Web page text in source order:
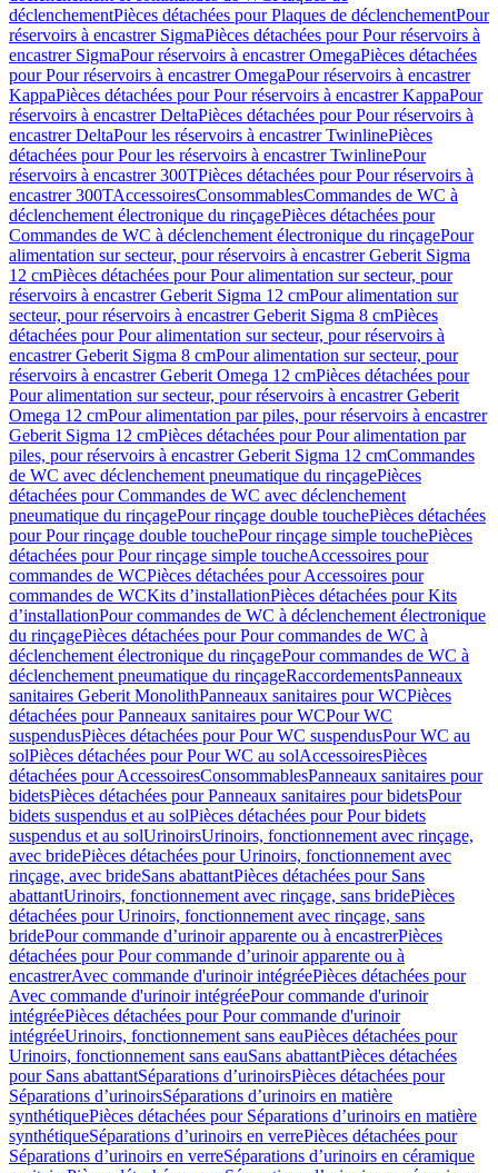
déclenchementPièces détachées pour Plaques de déclenchementPour
réservoirs à encastrer SigmaPièces détachées pour Pour réservoirs à
encastrer SigmaPour réservoirs à encastrer OmegaPièces détachées
pour Pour réservoirs à encastrer OmegaPour réservoirs à encastrer
KappaPièces détachées pour Pour réservoirs à encastrer KappaPour
réservoirs à encastrer DeltaPièces détachées pour Pour réservoirs à
encastrer DeltaPour les réservoirs à encastrer TwinlinePièces
détachées pour Pour les réservoirs à encastrer TwinlinePour
réservoirs à encastrer 300TPièces détachées pour Pour réservoirs à
encastrer 300TAccessoiresConsommablesCommandes de WC à
déclenchement électronique du rinçagePièces détachées pour
Commandes de WC à déclenchement électronique du rinçagePour
alimentation sur secteur, pour réservoirs à encastrer Geberit Sigma
12 cmPièces détachées pour Pour alimentation sur secteur, pour
réservoirs à encastrer Geberit Sigma 12 cmPour alimentation sur
secteur, pour réservoirs à encastrer Geberit Sigma 8 cmPièces
détachées pour Pour alimentation sur secteur, pour réservoirs à
encastrer Geberit Sigma 8 cmPour alimentation sur secteur, pour
réservoirs à encastrer Geberit Omega 12 cmPièces détachées pour
Pour alimentation sur secteur, pour réservoirs à encastrer Geberit
Omega 12 cmPour alimentation par piles, pour réservoirs à encastrer
Geberit Sigma 12 cmPièces détachées pour Pour alimentation par
piles, pour réservoirs à encastrer Geberit Sigma 12 cmCommandes
de WC avec déclenchement pneumatique du rinçagePièces
détachées pour Commandes de WC avec déclenchement
pneumatique du rinçagePour rinçage double touchePièces détachées
pour Pour rinçage double touchePour rinçage simple touchePièces
détachées pour Pour rinçage simple toucheAccessoires pour
commandes de WCPièces détachées pour Accessoires pour
commandes de WCKits d’installationPièces détachées pour Kits
d’installationPour commandes de WC à déclenchement électronique
du rinçagePièces détachées pour Pour commandes de WC à
déclenchement électronique du rinçagePour commandes de WC à
déclenchement pneumatique du rinçageRaccordementsPanneaux
sanitaires Geberit MonolithPanneaux sanitaires pour WCPièces
détachées pour Panneaux sanitaires pour WCPour WC
suspendusPièces détachées pour Pour WC suspendusPour WC au
solPièces détachées pour Pour WC au solAccessoiresPièces
détachées pour AccessoiresConsommablesPanneaux sanitaires pour
bidetsPièces détachées pour Panneaux sanitaires pour bidetsPour
bidets suspendus et au solPièces détachées pour Pour bidets
suspendus et au solUrinoirsUrinoirs, fonctionnement avec rinçage,
avec bridePièces détachées pour Urinoirs, fonctionnement avec
rinçage, avec brideSans abattantPièces détachées pour Sans
abattantUrinoirs, fonctionnement avec rinçage, sans bridePièces
détachées pour Urinoirs, fonctionnement avec rinçage, sans
bridePour commande d’urinoir apparente ou à encastrerPièces
détachées pour Pour commande d’urinoir apparente ou à
encastrerAvec commande d'urinoir intégréePièces détachées pour
Avec commande d'urinoir intégréePour commande d'urinoir
intégréePièces détachées pour Pour commande d'urinoir
intégréeUrinoirs, fonctionnement sans eauPièces détachées pour
Urinoirs, fonctionnement sans eauSans abattantPièces détachées
pour Sans abattantSéparations d’urinoirsPièces détachées pour
Séparations d’urinoirsSéparations d’urinoirs en matière
synthétiquePièces détachées pour Séparations d’urinoirs en matière
synthétiqueSéparations d’urinoirs en verrePièces détachées pour
Séparations d’urinoirs en verreSéparations d’urinoirs en céramique